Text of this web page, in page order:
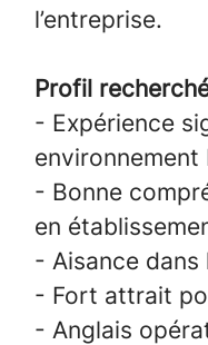
l’entreprise.
Profil
- Expérience
- Bonne
en
- Aisance
- Fort attrait
- Anglais